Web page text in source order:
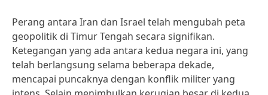
Perang antara Iran dan Israel telah mengubah peta
geopolitik di Timur Tengah secara signifikan.
Ketegangan yang ada antara kedua negara ini, yang
telah berlangsung selama beberapa dekade,
mencapai puncaknya dengan konflik militer yang